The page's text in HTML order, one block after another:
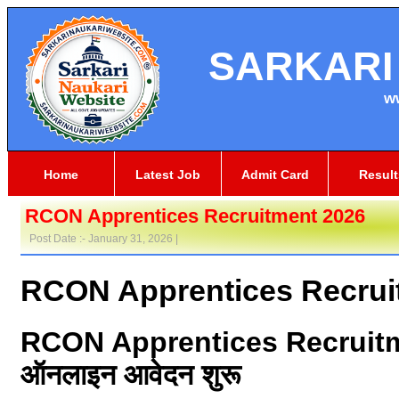
Home Latest Job Admit Card
RCON Apprentices Recruitment 2026
Post Date :- January 31, 2026 |
RCON Apprentices
RCON Apprentices
ऑनलाइन आवेदन शुरू